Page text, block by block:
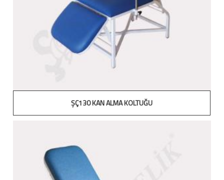
ŞÇ130 KAN ALMA KOLTUĞU